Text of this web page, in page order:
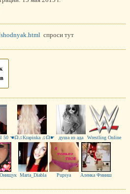
спроси тут
50 ☚☊♫Krapinka ♫☊☛ душа из ада Wrestling Online
Онищук Marta_Diabla Pupsya Аленка Финиш